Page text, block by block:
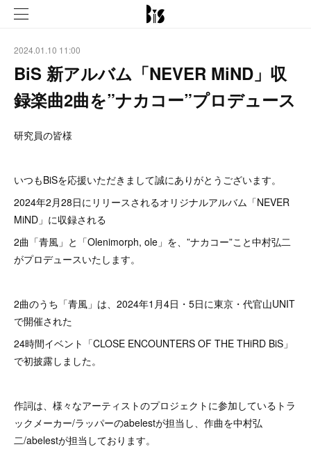
2024.01.10 11:00
BiS 新アルバム「NEVER MiND」収
録楽曲2曲を”ナカコー”プロデュース
研究員の皆様
いつもBiSを応援いただきまして誠にありがとうございます。
2024年2月28日にリリースされるオリジナルアルバム「NEVER
MiND」に収録される
2曲「青風」と「Olenimorph, ole」を、”ナカコー”こと中村弘二
がプロデュースいたします。
2曲のうち「青風」は、2024年1月4日・5日に東京・代官山UNIT
で開催された
24時間イベント「CLOSE ENCOUNTERS OF THE THiRD BiS」
で初披露しました。
作詞は、様々なアーティストのプロジェクトに参加しているトラ
ックメーカー/ラッパーのabelestが担当し、作曲を中村弘
二/abelestが担当しております。